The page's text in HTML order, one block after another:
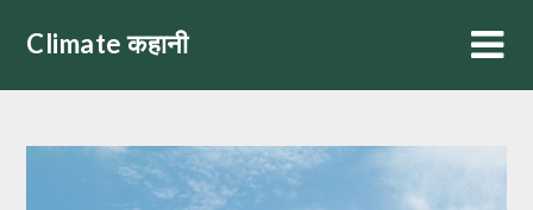
Climate कहानी